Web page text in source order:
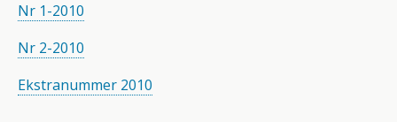
Nr 1-2010
Nr 2-2010
Ekstranummer 2010